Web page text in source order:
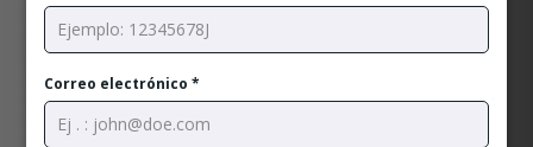
Correo electrónico*